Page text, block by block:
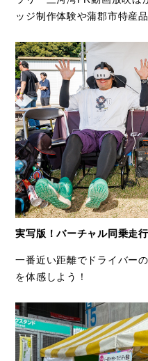
ッジ制作体験や蒲郡市特産品
実写版！バーチャル同乗走
一番近い距離でドライバー
を体感しよう！